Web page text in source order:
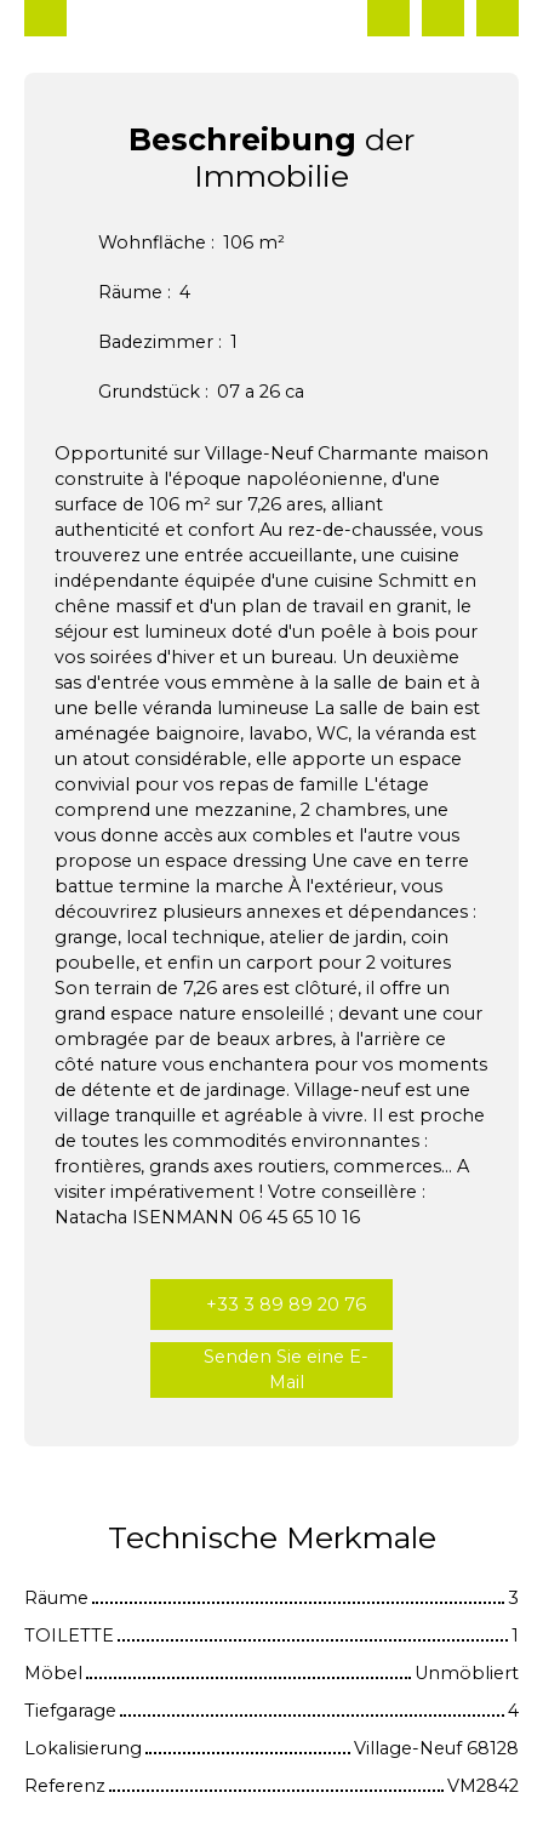
Beschreibung der
Immobilie
Wohnfläche : 106 m²
Räume : 4
Badezimmer : 1
Grundstück : 07 a 26 ca
Opportunité sur Village-Neuf Charmante maison
construite à l'époque napoléonienne, d'une
surface de 106 m² sur 7,26 ares, alliant
authenticité et confort Au rez-de-chaussée, vous
trouverez une entrée accueillante, une cuisine
indépendante équipée d'une cuisine Schmitt en
chêne massif et d'un plan de travail en granit, le
séjour est lumineux doté d'un poêle à bois pour
vos soirées d'hiver et un bureau. Un deuxième
sas d'entrée vous emmène à la salle de bain et à
une belle véranda lumineuse La salle de bain est
aménagée baignoire, lavabo, WC, la véranda est
un atout considérable, elle apporte un espace
convivial pour vos repas de famille L'étage
comprend une mezzanine, 2 chambres, une
vous donne accès aux combles et l'autre vous
propose un espace dressing Une cave en terre
battue termine la marche À l'extérieur, vous
découvrirez plusieurs annexes et dépendances :
grange, local technique, atelier de jardin, coin
poubelle, et enfin un carport pour 2 voitures
Son terrain de 7,26 ares est clôturé, il offre un
grand espace nature ensoleillé ; devant une cour
ombragée par de beaux arbres, à l'arrière ce
côté nature vous enchantera pour vos moments
de détente et de jardinage. Village-neuf est une
village tranquille et agréable à vivre. Il est proche
de toutes les commodités environnantes :
frontières, grands axes routiers, commerces... A
visiter impérativement ! Votre conseillère :
Natacha ISENMANN 06 45 65 10 16
+33 3 89 89 20 76
Senden Sie eine E-
Mail
Technische Merkmale
Räume
3
TOILETTE
1
Möbel
Unmöbliert
Tiefgarage
4
Lokalisierung
Village-Neuf 68128
Referenz
VM2842